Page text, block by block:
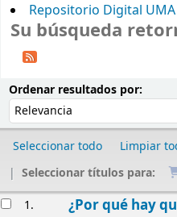
Repositorio Digital UMA
Su búsqueda
Ordenar resultados por:
Seleccionar todo
Limpiar
Seleccionar títulos para:
1. ¿Por qué hay